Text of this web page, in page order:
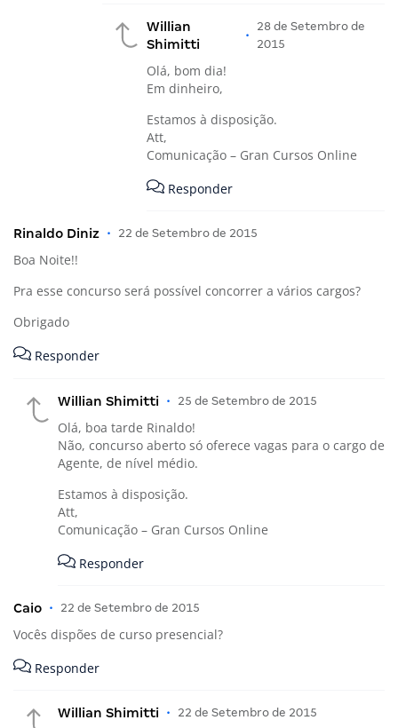
Willian
Shimitti
•
28 de Setembro de
2015
Olá, bom dia!
Em dinheiro,
Estamos à disposição.
Att,
Comunicação – Gran Cursos Online
Responder
Rinaldo Diniz • 22 de Setembro de 2015
Boa Noite!!
Pra esse concurso será possível concorrer a vários cargos?
Obrigado
Responder
Willian Shimitti • 25 de Setembro de 2015
Olá, boa tarde Rinaldo!
Não, concurso aberto só oferece vagas para o cargo de
Agente, de nível médio.
Estamos à disposição.
Att,
Comunicação – Gran Cursos Online
Responder
Caio • 22 de Setembro de 2015
Vocês dispões de curso presencial?
Responder
Willian Shimitti • 22 de Setembro de 2015